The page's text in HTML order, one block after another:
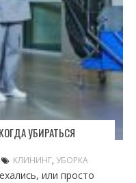
УБИРАТЬСЯ
КЛИНИНГ, УБОРКА
или просто